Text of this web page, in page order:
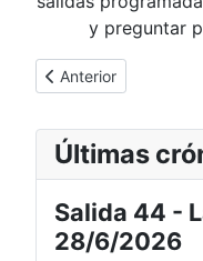
y preguntar
Artículo anterior:
Anterior
Últimas
Salida 44 -
28/6/2026